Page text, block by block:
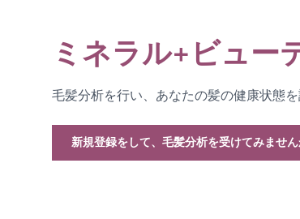
ミネラル+ビュー
毛髪分析を行い、あなたの髪の健康状態を
新規登録をして、毛髪分析を受けてみません